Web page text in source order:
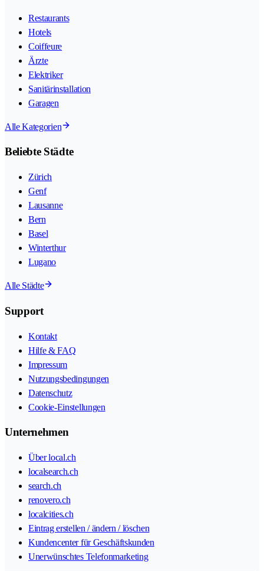
Restaurants
Hotels
Coiffeure
Ärzte
Elektriker
Sanitärinstallation
Garagen
Alle Kategorien
Beliebte Städte
Zürich
Genf
Lausanne
Bern
Basel
Winterthur
Lugano
Alle Städte
Support
Kontakt
Hilfe & FAQ
Impressum
Nutzungsbedingungen
Datenschutz
Cookie-Einstellungen
Unternehmen
Über local.ch
localsearch.ch
search.ch
renovero.ch
localcities.ch
Eintrag erstellen / ändern / löschen
Kundencenter für Geschäftskunden
Unerwünschtes Telefonmarketing